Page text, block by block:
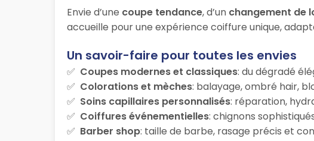
Envie d’une coupe tendance, d’un changement de
accueille pour une expérience coiffure unique,
Un savoir-faire pour toutes les envies
Coupes modernes et classiques: du dégradé
Colorations et mèches: balayage, ombré hair,
Soins capillaires personnalisés: réparation,
Coiffures événementielles: chignons
Barber shop: taille de barbe, rasage précis et